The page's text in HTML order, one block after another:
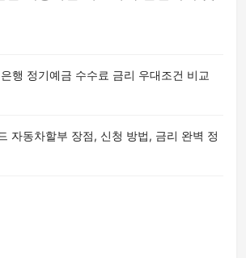
행 정기예금 수수료 금리 우대조건 비교
자동차할부 장점, 신청 방법, 금리 완벽 정